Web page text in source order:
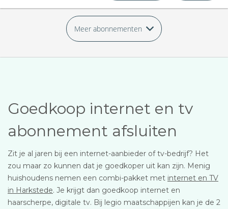
Meer abonnementen
Goedkoop internet en tv
abonnement afsluiten
Zit je al jaren bij een internet-aanbieder of tv-bedrijf? Het
zou maar zo kunnen dat je goedkoper uit kan zijn. Menig
huishoudens nemen een combi-pakket met internet en TV
in Harkstede. Je krijgt dan goedkoop internet en
haarscherpe, digitale tv. Bij legio maatschappijen kan je de 2